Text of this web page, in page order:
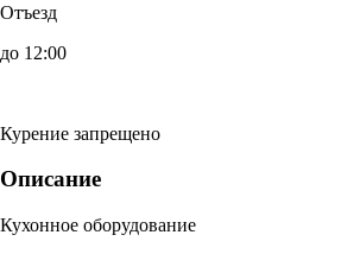
Отъезд
до 12:00
Курение запрещено
Описание
Кухонное оборудование